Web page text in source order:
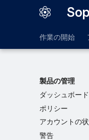
作業の開始
製品の管理
ダッシュボード
ポリシー
アカウントの
警告